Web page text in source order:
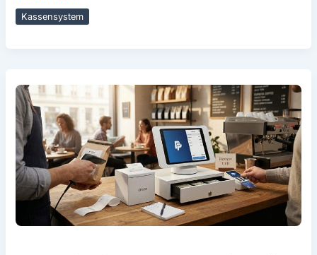
Kassensystem
im
&
Hardware
Kassensystem